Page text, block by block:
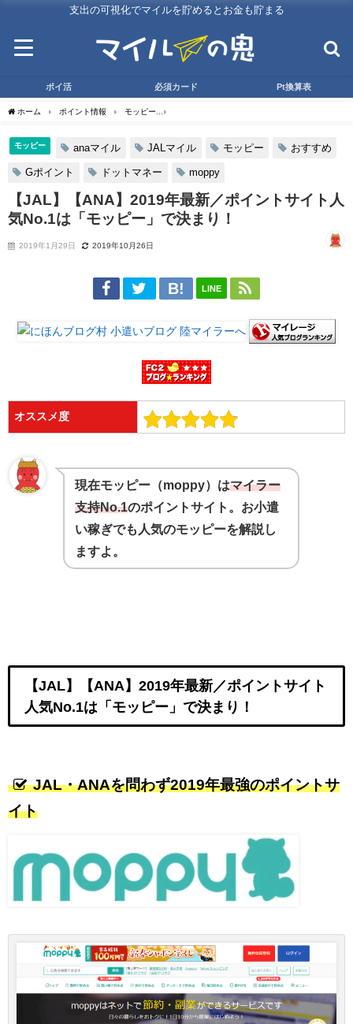
支出の可視化でマイルを貯めるとお金も貯まる
ポイ活 必須カード Pt換算表
ホーム ポイント情報 モッピー
モッピー anaマイル JALマイル モッピー おすすめ
Gポイント ドットマネー moppy
【JAL】【ANA】2019年最新／ポイントサイト人
気No.1は「モッピー」で決まり！
2019年1月29日 2019年10月26日
LINE
オススメ度
現在モッピー（moppy）はマイラー
支持No.1のポイントサイト。お小遣
い稼ぎでも人気のモッピーを解説し
ますよ。
【JAL】【ANA】2019年最新／ポイントサイト
人気No.1は「モッピー」で決まり！
JAL・ANAを問わず2019年最強のポイントサ
イト